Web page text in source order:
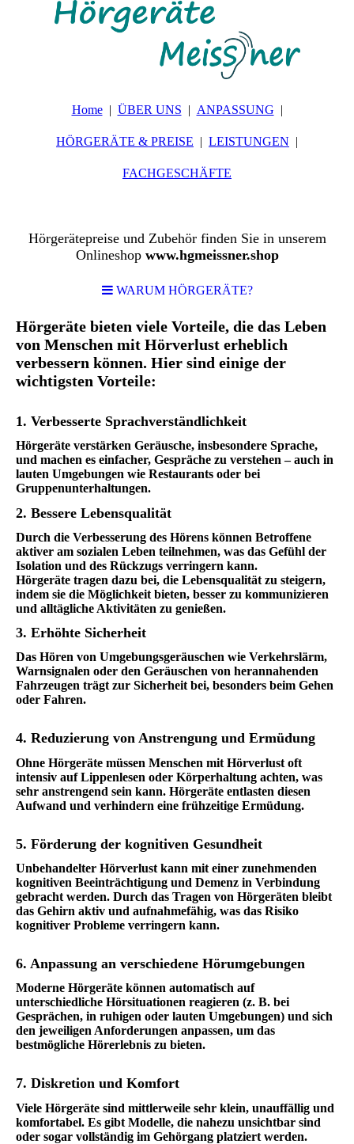
Home ÜBER UNS ANPASSUNG
HÖRGERÄTE & PREISE LEISTUNGEN
FACHGESCHÄFTE
Hörgerätepreise und Zubehör finden Sie in unserem
Onlineshop www.hgmeissner.shop
WARUM HÖRGERÄTE?
Hörgeräte bieten viele Vorteile, die das Leben
von Menschen mit Hörverlust erheblich
verbessern können. Hier sind einige der
wichtigsten Vorteile:
1. Verbesserte Sprachverständlichkeit
Hörgeräte verstärken Geräusche, insbesondere Sprache,
und machen es einfacher, Gespräche zu verstehen – auch in
lauten Umgebungen wie Restaurants oder bei
Gruppenunterhaltungen.
2. Bessere Lebensqualität
Durch die Verbesserung des Hörens können Betroffene
aktiver am sozialen Leben teilnehmen, was das Gefühl der
Isolation und des Rückzugs verringern kann.
Hörgeräte tragen dazu bei, die Lebensqualität zu steigern,
indem sie die Möglichkeit bieten, besser zu kommunizieren
und alltägliche Aktivitäten zu genießen.
3. Erhöhte Sicherheit
Das Hören von Umgebungsgeräuschen wie Verkehrslärm,
Warnsignalen oder den Geräuschen von herannahenden
Fahrzeugen trägt zur Sicherheit bei, besonders beim Gehen
oder Fahren.
4. Reduzierung von Anstrengung und Ermüdung
Ohne Hörgeräte müssen Menschen mit Hörverlust oft
intensiv auf Lippenlesen oder Körperhaltung achten, was
sehr anstrengend sein kann. Hörgeräte entlasten diesen
Aufwand und verhindern eine frühzeitige Ermüdung.
5. Förderung der kognitiven Gesundheit
Unbehandelter Hörverlust kann mit einer zunehmenden
kognitiven Beeinträchtigung und Demenz in Verbindung
gebracht werden. Durch das Tragen von Hörgeräten bleibt
das Gehirn aktiv und aufnahmefähig, was das Risiko
kognitiver Probleme verringern kann.
6. Anpassung an verschiedene Hörumgebungen
Moderne Hörgeräte können automatisch auf
unterschiedliche Hörsituationen reagieren (z. B. bei
Gesprächen, in ruhigen oder lauten Umgebungen) und sich
den jeweiligen Anforderungen anpassen, um das
bestmögliche Hörerlebnis zu bieten.
7. Diskretion und Komfort
Viele Hörgeräte sind mittlerweile sehr klein, unauffällig und
komfortabel. Es gibt Modelle, die nahezu unsichtbar sind
oder sogar vollständig im Gehörgang platziert werden.